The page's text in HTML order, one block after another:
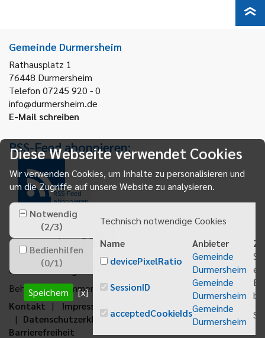
Gemeinde Durmersheim
Rathausplatz 1
76448 Durmersheim
Telefon 07245 920 - 0
info@durmersheim.de
E-Mail schreiben
RSS-Feed abonnieren:
RSS-Feed
abonnieren
Gemeindeanzeiger abonnieren
Behördenrufnummer 115
Kontakt
Impressum
Datenschutzerklärung
Erklärung zur
Barrierefreiheit
Diese Webseite verwendet Cookies
Wir verwenden Cookies, um Inhalte zu personalisieren und
um die Zugriffe auf unsere Website zu analysieren.
Notwendig
(2/3)
Bedienhilfen
(0/1)
Speichern [x]
Technisch notwendige Cookies
Name
Anbieter
devicePixelRatio
Gemeinde
Durmersheim
SessionID
Gemeinde
Durmersheim
acceptedCookieIdsGemeinde
Durmersheim